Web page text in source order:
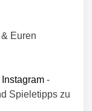
Euren
Instagram -
Spieletipps zu